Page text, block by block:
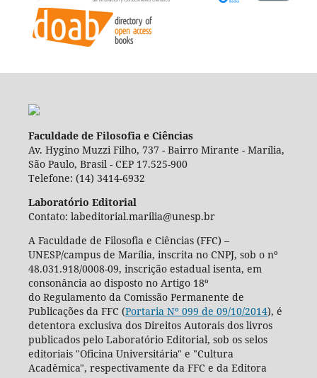
Faculdade de Filosofia e Ciências
Av. Hygino Muzzi Filho, 737 - Bairro Mirante - Marília,
São Paulo, Brasil - CEP 17.525-900
Telefone: (14) 3414-6932
Laboratório Editorial
Contato: labeditorial.marilia@unesp.br
A Faculdade de Filosofia e Ciências (FFC) –
UNESP/campus de Marília, inscrita no CNPJ, sob o nº
48.031.918/0008-09, inscrição estadual isenta, em
consonância ao disposto no Artigo 18º
do Regulamento da Comissão Permanente de
Publicações da FFC (Portaria Nº 099 de 09/10/2014), é
detentora exclusiva dos Direitos Autorais dos livros
publicados pelo Laboratório Editorial, sob os selos
editoriais "Oficina Universitária" e "Cultura
Acadêmica", respectivamente da FFC e da Editora